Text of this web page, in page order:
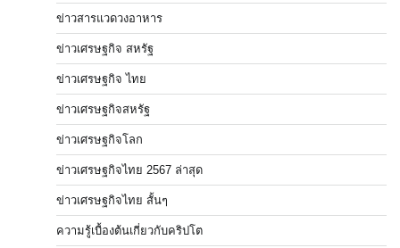
ข่าวสารแวดวงอาหาร
ข่าวเศรษฐกิจ สหรัฐ
ข่าวเศรษฐกิจ ไทย
ข่าวเศรษฐกิจสหรัฐ
ข่าวเศรษฐกิจโลก
ข่าวเศรษฐกิจไทย 2567 ล่าสุด
ข่าวเศรษฐกิจไทย สั้นๆ
ความรู้เบื้องต้นเกี่ยวกับคริปโต